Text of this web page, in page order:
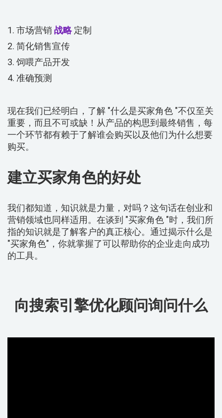
市场营销 战略 定制
简化销售宣传
饲喂产品开发
准确预测
现在我们已经明白，了解 "什么是买家角色 "不仅至关
重要，而且不可或缺！从产品的构思到最终销售，每
一个环节都有赖于了解谁会购买以及他们为什么想要
购买。
建立买家角色的好处
我们都知道，知识就是力量，对吗？这句话在创业和
营销领域也同样适用。在谈到 "买家角色 "时，我们所
指的知识就是了解客户的真正核心。通过揭示什么是
"买家角色"，你就掌握了可以帮助你的企业走向成功
的工具。
向搜索引擎优化顾问询问什么